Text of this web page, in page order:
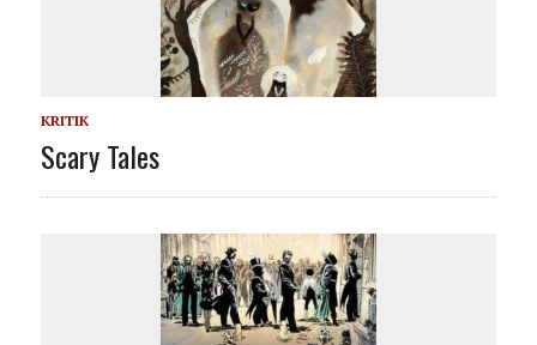
KRITIK
Scary Tales